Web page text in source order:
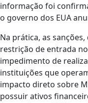
informação foi
o governo dos EUA
Na prática, as
restrição de entrada
impedimento de
instituições que
impacto direto sobre
possuir ativos